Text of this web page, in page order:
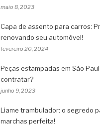
maio 8, 2023
Capa de assento para carros:
renovando seu automóvel!
fevereiro 20, 2024
Peças estampadas em São
contratar?
junho 9, 2023
Liame trambulador: o segredo
marchas perfeita!